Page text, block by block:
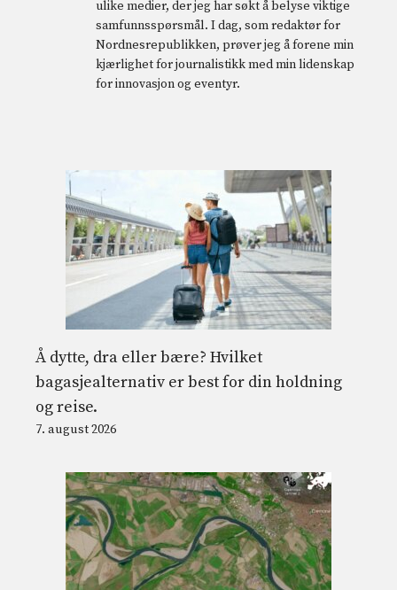
ulike medier, der jeg har søkt å belyse viktige
samfunnsspørsmål. I dag, som redaktør for
Nordnesrepublikken, prøver jeg å forene min
kjærlighet for journalistikk med min lidenskap
for innovasjon og eventyr.
Å dytte, dra eller bære? Hvilket
bagasjealternativ er best for din holdning
og reise.
7. august 2026